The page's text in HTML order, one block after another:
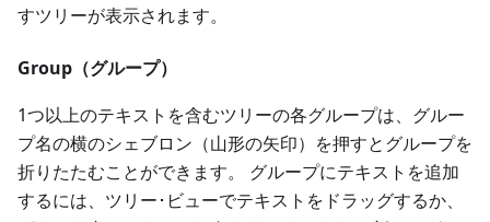
すツリーが表示されます。
Group（グループ）
1つ以上のテキストを含むツリーの各グループは、グルー
プ名の横のシェブロン（山形の矢印）を押すとグループを
折りたたむことができます。 グループにテキストを追加
するには、ツリー･ビューでテキストをドラッグするか、